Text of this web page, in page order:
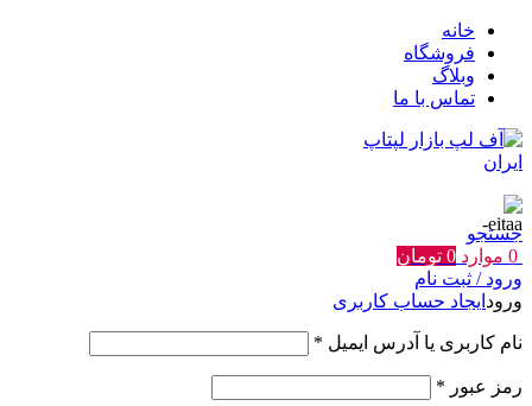
خانه
فروشگاه
وبلاگ
تماس با ما
جستجو
0 موارد 0 تومان
ورود / ثبت نام
ورود ایجاد حساب کاربری
نام کاربری یا آدرس ایمیل *
رمز عبور *